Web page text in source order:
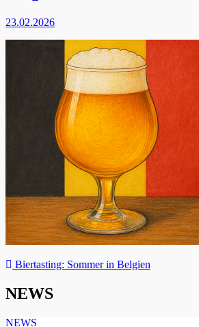
23.02.2026
Beitragsnavigation
Biertasting: Sommer in Belgien
NEWS
NEWS